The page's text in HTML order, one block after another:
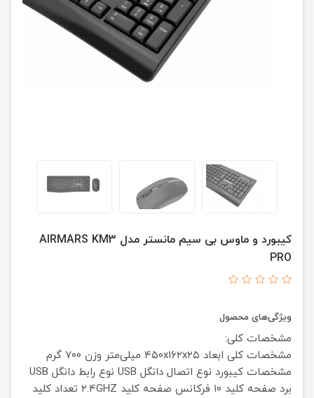
کیبورد و ماوس بی سیم مانستر مدل AIRMARS KM3
PRO
ویژگی‌های محصول
مشخصات کلی:
مشخصات کلی ابعاد ۴۵۰x۱۶۲x۲۵ میلی‌متر وزن ۷۰۰ گرم
مشخصات کیبورد نوع اتصال دانگل USB نوع رابط دانگل USB
برد صفحه کلید ۱۰ فرکانس صفحه کلید ۲.۴GHZ تعداد کلید